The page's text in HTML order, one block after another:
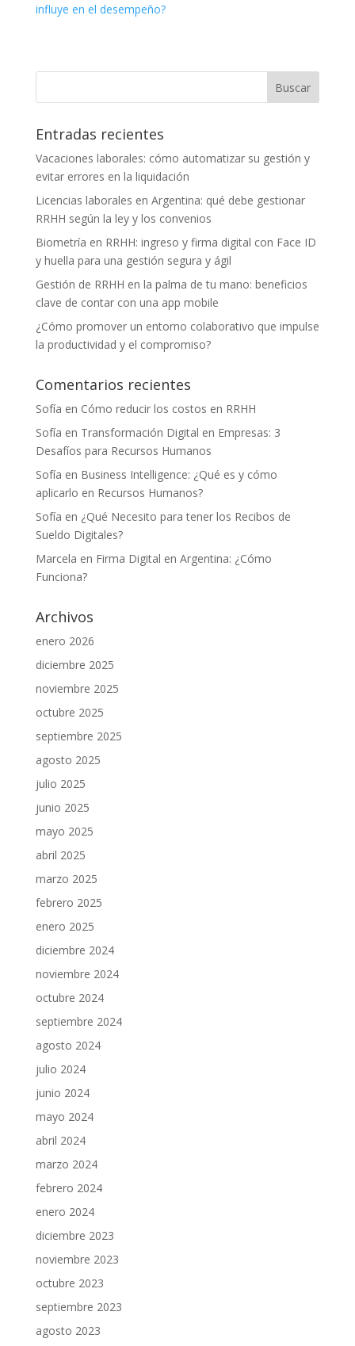
influye en el desempeño?
Entradas recientes
Vacaciones laborales: cómo automatizar su gestión y
evitar errores en la liquidación
Licencias laborales en Argentina: qué debe gestionar
RRHH según la ley y los convenios
Biometría en RRHH: ingreso y firma digital con Face ID
y huella para una gestión segura y ágil
Gestión de RRHH en la palma de tu mano: beneficios
clave de contar con una app mobile
¿Cómo promover un entorno colaborativo que impulse
la productividad y el compromiso?
Comentarios recientes
Sofía en Cómo reducir los costos en RRHH
Sofía en Transformación Digital en Empresas: 3
Desafíos para Recursos Humanos
Sofía en Business Intelligence: ¿Qué es y cómo
aplicarlo en Recursos Humanos?
Sofía en ¿Qué Necesito para tener los Recibos de
Sueldo Digitales?
Marcela en Firma Digital en Argentina: ¿Cómo
Funciona?
Archivos
enero 2026
diciembre 2025
noviembre 2025
octubre 2025
septiembre 2025
agosto 2025
julio 2025
junio 2025
mayo 2025
abril 2025
marzo 2025
febrero 2025
enero 2025
diciembre 2024
noviembre 2024
octubre 2024
septiembre 2024
agosto 2024
julio 2024
junio 2024
mayo 2024
abril 2024
marzo 2024
febrero 2024
enero 2024
diciembre 2023
noviembre 2023
octubre 2023
septiembre 2023
agosto 2023